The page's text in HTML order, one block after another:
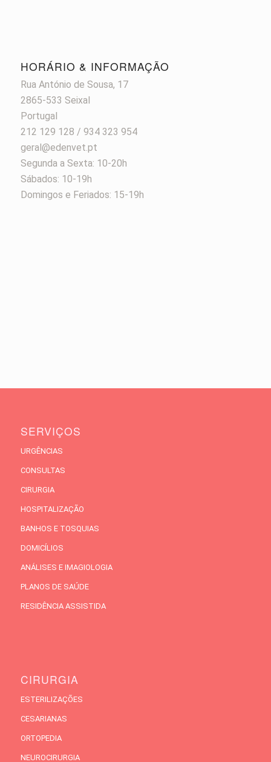
HORÁRIO & INFORMAÇÃO
Rua António de Sousa, 17
2865-533 Seixal
Portugal
212 129 128 / 934 323 954
geral@edenvet.pt
Segunda a Sexta: 10-20h
Sábados: 10-19h
Domingos e Feriados: 15-19h
SERVIÇOS
URGÊNCIAS
CONSULTAS
CIRURGIA
HOSPITALIZAÇÃO
BANHOS E TOSQUIAS
DOMICÍLIOS
ANÁLISES E IMAGIOLOGIA
PLANOS DE SAÚDE
RESIDÊNCIA ASSISTIDA
CIRURGIA
ESTERILIZAÇÕES
CESARIANAS
ORTOPEDIA
NEUROCIRURGIA